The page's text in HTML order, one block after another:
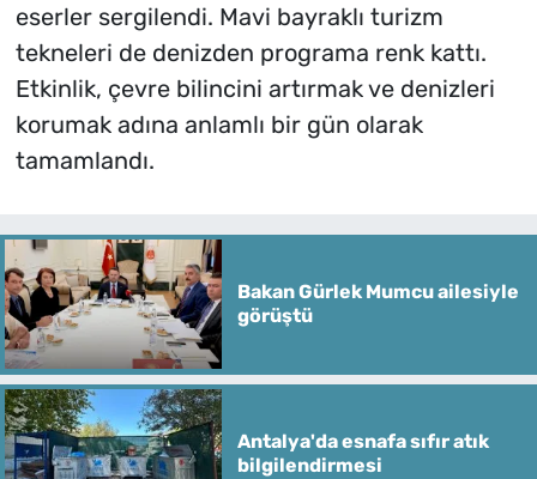
eserler sergilendi. Mavi bayraklı turizm
tekneleri de denizden programa renk kattı.
Etkinlik, çevre bilincini artırmak ve denizleri
korumak adına anlamlı bir gün olarak
tamamlandı.
Bakan Gürlek Mumcu ailesiyle
görüştü
Antalya'da esnafa sıfır atık
bilgilendirmesi